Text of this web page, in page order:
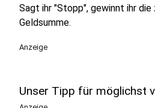
Sagt ihr "Stopp", gewinnt ihr
Geldsumme.
Anzeige
Unser Tipp für möglichst